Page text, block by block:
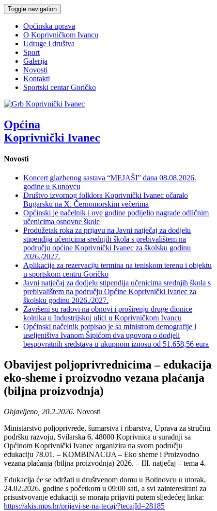
Toggle navigation
Općinska uprava
O Koprivničkom Ivancu
Udruge i društva
Sport
Galerija
Novosti
Kontakti
Sportski centar Goričko
Općina
Koprivnički Ivanec
Novosti
Koncert glazbenog sastava “MEJAŠI” dana 08.08.2026.
godine u Kunovcu
Društvo izvornog folklora Koprivnički Ivanec očaralo
Bugarsku na X. Černomorskim večerima
Općinski je načelnik i ove godine podijelio nagrade odličnim
učenicima osnovne škole
Produžetak roka za prijavu na Javni natječaj za dodjelu
stipendija učenicima srednjih škola s prebivalištem na
području općine Koprivnički Ivanec za školsku godinu
2026./2027.
Aplikacija za rezervaciju termina na teniskom terenu i objektu
u sportskom centru Goričko
Javni natječaj za dodjelu stipendija učenicima srednjih škola s
prebivalištem na području Općine Koprivnički Ivanec za
školsku godinu 2026./2027.
Završeni su radovi na obnovi i proširenju druge dionice
kolnika u Industrijskoj ulici u Koprivničkom Ivancu
Općinski načelnik potpisao je sa ministrom demografije i
useljeništva Ivanom Šipićom dva ugovora o dodjeli
bespovratnih sredstava u ukupnom iznosu od 51.658,56 eura
Obavijest poljoprivrednicima – edukacija
eko-sheme i proizvodno vezana plaćanja
(biljna proizvodnja)
Objavljeno, 20.2.2026. Novosti
Ministarstvo poljoprivrede, šumarstva i ribarstva, Uprava za stručnu
podršku razvoju, Svilarska 6, 48000 Koprivnica u suradnji sa
Općinom Koprivnički Ivanec organizira na svom području
edukaciju 78.01. – KOMBINACIJA – Eko sheme i Proizvodno
vezana plaćanja (biljna proizvodnja) 2026. – III. natječaj – tema 4.
Edukacija će se održati u društvenom domu u Botinovcu u utorak,
24.02.2026. godine s početkom u 09:00 sati, a svi zainteresirani za
prisustvovanje edukaciji se moraju prijaviti putem sljedećeg linka:
https://akis.mps.hr/prijavi-se-na-tecaj/?tecajId=28185